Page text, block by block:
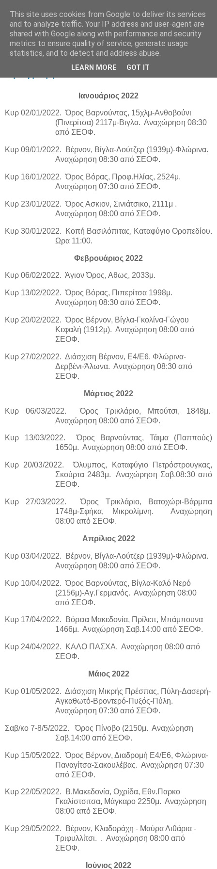
Πρόγραμμα ΣΕΟΦ 2022
Ιανουάριος 2022
Κυρ 02/01/2022. Όρος Βαρνούντας, 15χλμ-Ανθοβούνι
(Πινερίτσα) 2117μ-Βιγλα. Αναχώρηση 08:30
από ΣΕΟΦ.
Κυρ 09/01/2022.
Βέρνον, Βίγλα-Λούτζερ (1939μ)-Φλώρινα.
Αναχώρηση 08:30 από ΣΕΟΦ.
Κυρ 16/01/2022. Όρος Βόρας, Προφ.Ηλίας, 2524μ.
Αναχώρηση 07:30 από ΣΕΟΦ.
Κυρ 23/01/2022. Όρος Ασκιον, Σινιάτσικο, 2111μ .
Αναχώρηση 08:00 από ΣΕΟΦ.
Κυρ 30/01/2022.
Κοπή Βασιλόπιτας, Καταφύγιο Οροπεδίου.
Ωρα 11:00.
Φεβρουάριος 2022
Κυρ 06/02/2022. Άγιον Όρος, Αθως, 2033μ.
Κυρ 13/02/2022. Όρος Βόρας, Πιπερίτσα 1998μ.
Αναχώρηση 08:30 από ΣΕΟΦ.
Κυρ 20/02/2022. Όρος Βέρνον, Βίγλα-Γκολίνα-Γώγου
Κεφαλή (1912μ). Αναχώρηση 08:00 από
ΣΕΟΦ.
Κυρ 27/02/2022. Διάσχιση Βέρνον, Ε4/Ε6. Φλώρινα-
Δερβένι-Άλωνα. Αναχώρηση 08:30 από
ΣΕΟΦ.
Μάρτιος 2022
Κυρ 06/03/2022.
Όρος Τρικλάριο, Μπούτσι, 1848μ.
Αναχώρηση 08:00 από ΣΕΟΦ.
Κυρ 13/03/2022.
Όρος Βαρνούντας, Τάιμα (Παππούς)
1650μ. Αναχώρηση 08:00 από ΣΕΟΦ.
Κυρ 20/03/2022.
Όλυμπος, Καταφύγιο Πετρόστρουγκας,
Σκούρτα 2483μ.
Αναχώρηση Σαβ.08:30 από
ΣΕΟΦ.
Κυρ 27/03/2022.
Όρος Τρικλάριο, Βατοχώρι-Βάρμπα
1748μ-Σφήκα, Μικρολίμνη.
Αναχώρηση
08:00 από ΣΕΟΦ.
Απρίλιος 2022
Κυρ 03/04/2022.
Βέρνον, Βίγλα-Λούτζερ (1939μ)-Φλώρινα.
Αναχώρηση 08:00 από ΣΕΟΦ.
Κυρ 10/04/2022. Όρος Βαρνούντας, Βίγλα-Καλό Νερό
(2156μ)-Αγ.Γερμανός. Αναχώρηση 08:00
από ΣΕΟΦ.
Κυρ 17/04/2022.
Βόρεια Μακεδονία, Πρίλεπ, Μπάμπουνα
1466μ. Αναχώρηση Σαβ.14:00 από ΣΕΟΦ.
Κυρ 24/04/2022. ΚΑΛΟ ΠΑΣΧΑ. Αναχώρηση 08:00 από
ΣΕΟΦ.
Μάιος 2022
Κυρ 01/05/2022. Διάσχιση Μικρής Πρέσπας, Πύλη-Δασερή-
Αγκαθωτό-Βροντερό-Πυξός-Πύλη.
Αναχώρηση 07:30 από ΣΕΟΦ.
Σαβ/κο 7-8/5/2022. Όρος Πίνοβο (2150μ. Αναχώρηση
Σαβ.14:00 από ΣΕΟΦ.
Κυρ 15/05/2022. Όρος Βέρνον, Διαδρομή Ε4/Ε6, Φλώρινα-
Παναγίτσα-Σακουλέβας. Αναχώρηση 07:30
από ΣΕΟΦ.
Κυρ 22/05/2022.
Β.Μακεδονία, Οχρίδα, Εθν.Παρκο
Γκαλίστσιτσα, Μάγκαρο 2250μ. Αναχώρηση
08:00 από ΣΕΟΦ.
Κυρ 29/05/2022.
Βέρνον, Κλαδοράχη - Μαύρα Λιθάρια -
Τριφυλλίτσι. . Αναχώρηση 08:00 από
ΣΕΟΦ.
Ιούνιος 2022
This site uses cookies from Google to deliver its services
and to analyze traffic. Your IP address and user-agent are
shared with Google along with performance and security
metrics to ensure quality of service, generate usage
statistics, and to detect and address abuse.
LEARN MORE GOT IT